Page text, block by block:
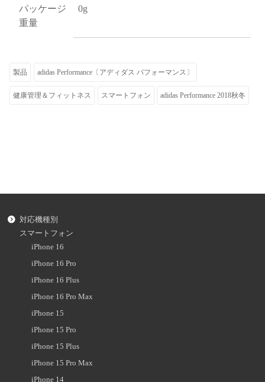
パッケージ
重量
0g
製品 adidas Performance〔アディダス パフォーマンス〕
健康管理＆フィットネス スマートフォン adidas Performance 2018秋冬
対応機種別
スマートフォン
iPhone 16
iPhone 16 Pro
iPhone 16 Plus
iPhone 16 Pro Max
iPhone 15
iPhone 15 Pro
iPhone 15 Plus
iPhone 15 Pro Max
iPhone 14